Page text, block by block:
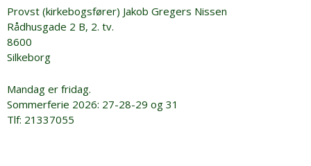
Provst (kirkebogsfører) Jakob Gregers Nissen
Rådhusgade 2 B, 2. tv.
8600
Silkeborg
Mandag er fridag.
Sommerferie 2026: 27-28-29 og 31
Tlf: 21337055